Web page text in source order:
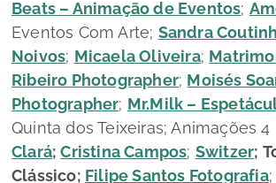
Beats – Animação de Eventos;
Eventos Com Arte; Sandra
Noivos; Micaela Oliveira;
Ribeiro Photographer; Moisés
Photographer; Mr.Milk –
Quinta dos Teixeiras; Animações 4
Clará;Cristina Campos; Switzer;
Clássico; Filipe Santos Fotografia